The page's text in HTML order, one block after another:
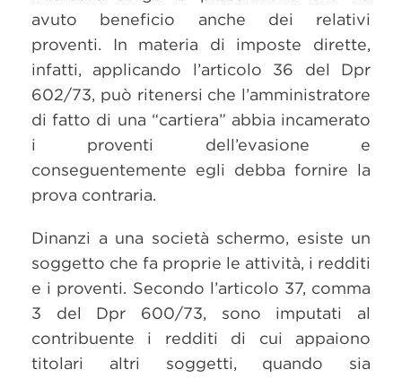
avuto beneficio anche dei relativi
proventi. In materia di imposte dirette,
infatti, applicando l’articolo 36 del Dpr
602/73, può ritenersi che l’amministratore
di fatto di una “cartiera” abbia incamerato
i proventi dell’evasione e
conseguentemente egli debba fornire la
prova contraria.
Dinanzi a una società schermo, esiste un
soggetto che fa proprie le attività, i redditi
e i proventi. Secondo l’articolo 37, comma
3 del Dpr 600/73, sono imputati al
contribuente i redditi di cui appaiono
titolari altri soggetti, quando sia